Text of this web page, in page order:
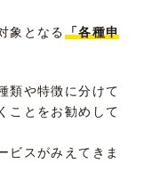
象となる「各種申
類や特徴に分けて
ことをお勧めして
ビスがみえてきま